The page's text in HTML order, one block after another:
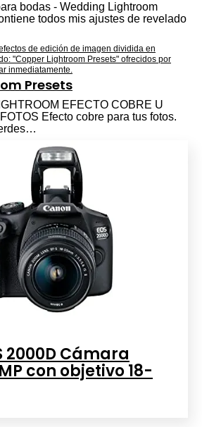
bodas - Wedding Lightroom
todos mis ajustes de revelado
Presets
EFECTO COBRE U
Efecto cobre para tus fotos.
2000D Cámara
con objetivo 18-